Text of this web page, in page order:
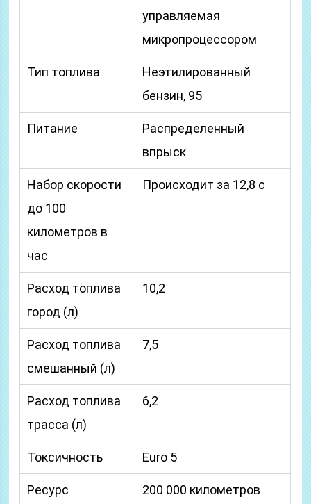
управляемая
микропроцессором
Тип топлива
Неэтилированный
бензин, 95
Питание
Распределенный
впрыск
Набор скорости
до 100
километров в
час
Происходит за 12,8 с
Расход топлива
город (л)
10,2
Расход топлива
смешанный (л)
7,5
Расход топлива
трасса (л)
6,2
Токсичность Euro 5
Ресурс 200 000 километров